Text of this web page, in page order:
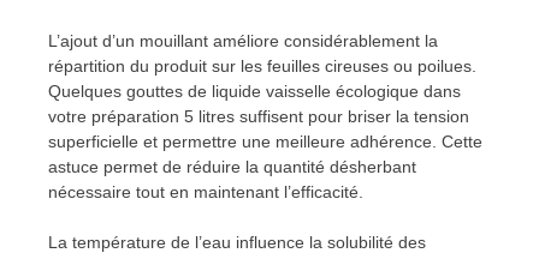
L’ajout d’un mouillant améliore considérablement la
répartition du produit sur les feuilles cireuses ou poilues.
Quelques gouttes de liquide vaisselle écologique dans
votre préparation 5 litres suffisent pour briser la tension
superficielle et permettre une meilleure adhérence. Cette
astuce permet de réduire la quantité désherbant
nécessaire tout en maintenant l’efficacité.
La température de l’eau influence la solubilité des